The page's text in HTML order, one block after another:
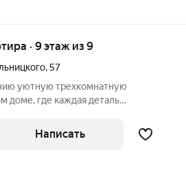
· 9 этаж из 9
,57
уютную трехкомнатную
доме, где каждая деталь
вам уникальную возможность
Написать